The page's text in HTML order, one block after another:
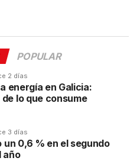
avisa de la
en prevención
regresa a Coruña
POPULAR
2 días
energía en Galicia:
lo que consume
3 días
un 0,6 % en el segundo
año